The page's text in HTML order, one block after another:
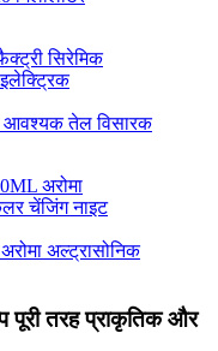
आवश्यक तेल विसारक
अल्ट्रासोनिक
पूरी तरह प्राकृतिक और